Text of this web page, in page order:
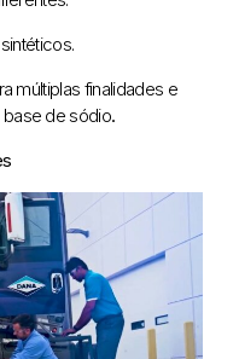
múltiplas finalidades e
de sódio.